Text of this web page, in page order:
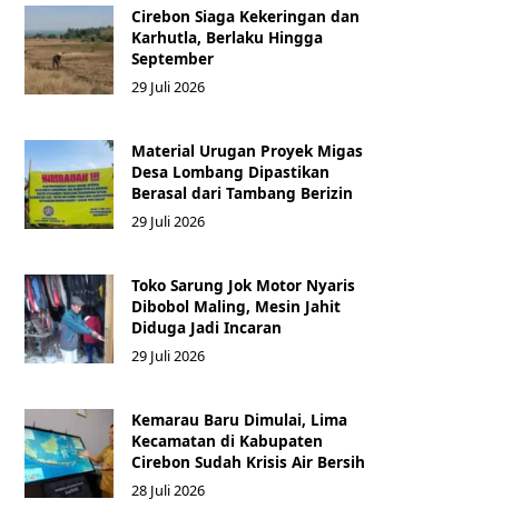
Cirebon Siaga Kekeringan dan
Karhutla, Berlaku Hingga
September
29 Juli 2026
Material Urugan Proyek Migas
Desa Lombang Dipastikan
Berasal dari Tambang Berizin
29 Juli 2026
Toko Sarung Jok Motor Nyaris
Dibobol Maling, Mesin Jahit
Diduga Jadi Incaran
29 Juli 2026
Kemarau Baru Dimulai, Lima
Kecamatan di Kabupaten
Cirebon Sudah Krisis Air Bersih
28 Juli 2026